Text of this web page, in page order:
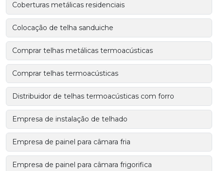
Coberturas metálicas residenciais
Colocação de telha sanduiche
Comprar telhas metálicas termoacústicas
Comprar telhas termoacústicas
Distribuidor de telhas termoacústicas com forro
Empresa de instalação de telhado
Empresa de painel para câmara fria
Empresa de painel para câmara frigorifica